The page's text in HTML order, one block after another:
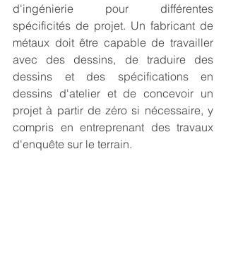
d'ingénierie pour différentes
spécificités de projet. Un fabricant de
métaux doit être capable de travailler
avec des dessins, de traduire des
dessins et des spécifications en
dessins d'atelier et de concevoir un
projet à partir de zéro si nécessaire, y
compris en entreprenant des travaux
d'enquête sur le terrain.